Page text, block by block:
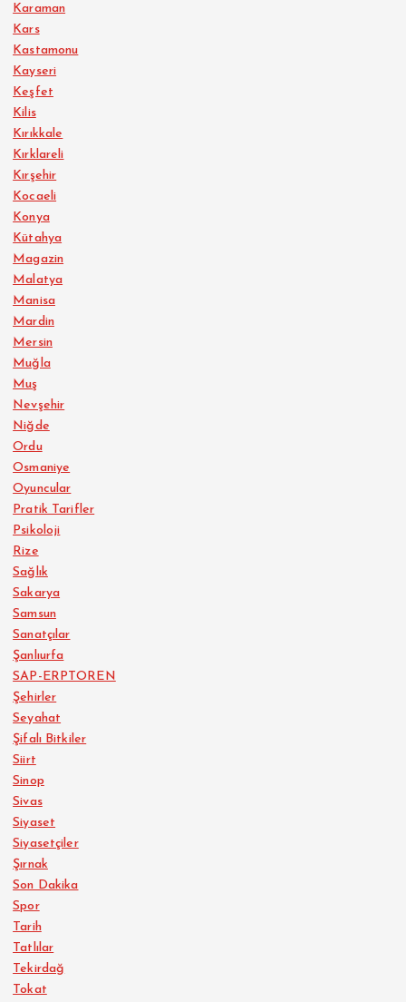
Karaman
Kars
Kastamonu
Kayseri
Keşfet
Kilis
Kırıkkale
Kırklareli
Kırşehir
Kocaeli
Konya
Kütahya
Magazin
Malatya
Manisa
Mardin
Mersin
Muğla
Muş
Nevşehir
Niğde
Ordu
Osmaniye
Oyuncular
Pratik Tarifler
Psikoloji
Rize
Sağlık
Sakarya
Samsun
Sanatçılar
Şanlıurfa
SAP-ERPTOREN
Şehirler
Seyahat
Şifalı Bitkiler
Siirt
Sinop
Sivas
Siyaset
Siyasetçiler
Şırnak
Son Dakika
Spor
Tarih
Tatlılar
Tekirdağ
Tokat